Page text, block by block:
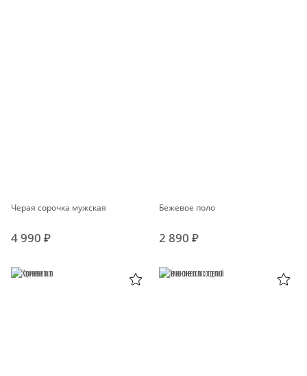
Черая сорочка мужская
4 990 ₽
Бежевое поло
2 890 ₽